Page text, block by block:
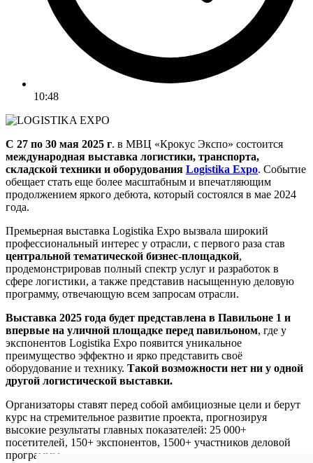
10:48
С 27 по 30 мая 2025 г. в МВЦ «Крокус Экспо» состоится
международная выставка логистики, транспорта,
складской техники и оборудования Logistika Expo. Событие
обещает стать еще более масштабным и впечатляющим
продолжением яркого дебюта, который состоялся в мае 2024
года.
Премьерная выставка Logistika Expo вызвала широкий
профессиональный интерес у отрасли, с первого раза став
центральной тематической бизнес-площадкой,
продемонстрировав полный спектр услуг и разработок в
сфере логистики, а также представив насыщенную деловую
программу, отвечающую всем запросам отрасли.
Выставка 2025 года будет представлена в Павильоне 1 и
впервые на уличной площадке перед павильоном, где у
экспонентов Logistika Expo появится уникальное
преимущество эффектно и ярко представить своё
оборудование и технику. Такой возможности нет ни у одной
другой логистической выставки.
Организаторы ставят перед собой амбициозные цели и берут
курс на стремительное развитие проекта, прогнозируя
высокие результаты главных показателей: 25 000+
посетителей, 150+ экспонентов, 1500+ участников деловой
программы.